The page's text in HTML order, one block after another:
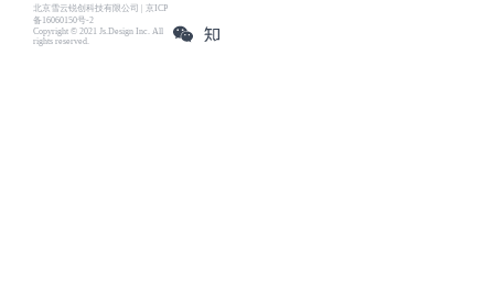
北京雪云锐创科技有限公司 | 京ICP
备16060150号-2
Copyright © 2021 Js.Design Inc. All
rights reserved.